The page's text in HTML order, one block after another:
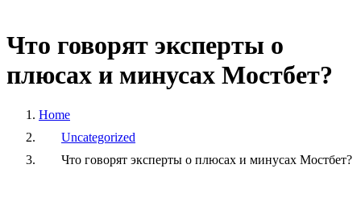
Что говорят эксперты о
плюсах и минусах Мостбет?
Home
Uncategorized
Что говорят эксперты о плюсах и минусах Мостбет?